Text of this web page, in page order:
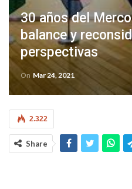
30 años del
balance y
perspectivas
On Mar 24, 2021
2.322
Share